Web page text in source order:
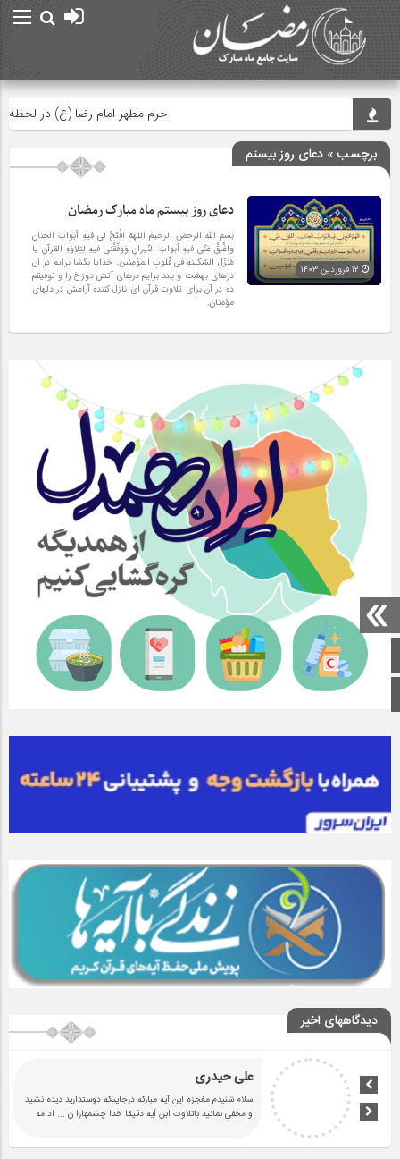
صفحه اصلی
اینستاگرام
حرم مطهر امام رضا (ع) در لحظه تحویل
برچسب » دعای روز بیستم
دعای روز بیستم ماه مبارک رمضان
بسم الله الرحمن الرحیم اللهمّ افْتَحْ لی فیهِ أبوابَ الجِنانِ
واغْلِقْ عَنّی فیهِ أبوابَ النّیرانِ وَوَفّقْنی فیهِ لِتِلاوَهِ القرآنِ یا
مُنَزّلِ السّکینهِ فی قُلوبِ المؤمِنین. خدایا بگشا برایم در آن
درهاى بهشت و ببند برایم درهاى آتش دوزخ را و توفیقم
ده در آن براى تلاوت قرآن اى نازل کننده آرامش در دلهاى
مؤمنان.
دیدگاههای اخیر
علی حیدری
سلام شنیدم مغجزه این آیه مبارکه درجاییکه دوستدارید دیده نشید
و مخفی بمانید باتلاوت ابن آیه دقیقا خدا چشمهارا ن ... ادامه